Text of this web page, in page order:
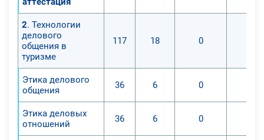
2. Технологии
делового
общения в
туризме
117 18 0
Этика делового
общения
36 6 0
Этика деловых
отношений
36 6 0